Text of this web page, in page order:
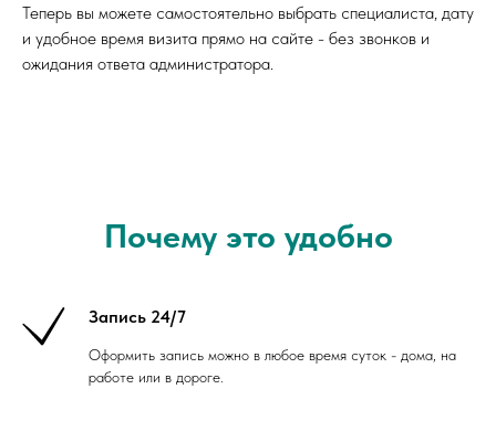
Теперь вы можете самостоятельно выбрать специалиста, дату
и удобное время визита прямо на сайте - без звонков и
ожидания ответа администратора.
Почему это удобно
Запись 24/7
Оформить запись можно в любое время суток - дома, на
работе или в дороге.